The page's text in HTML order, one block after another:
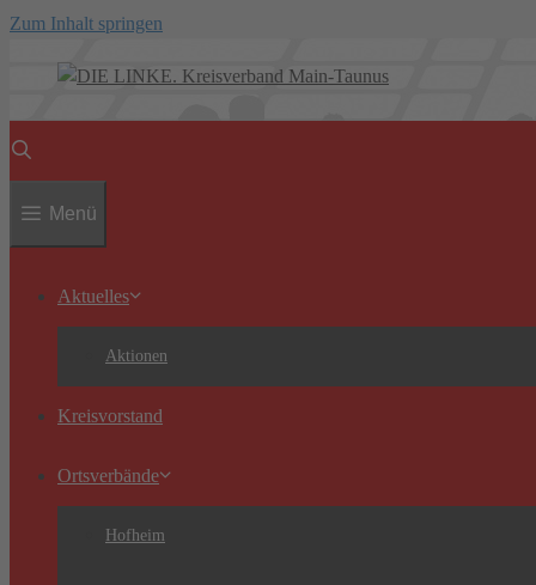
Zum Inhalt springen
Menü
Aktuelles
Aktionen
Kreisvorstand
Ortsverbände
Hofheim